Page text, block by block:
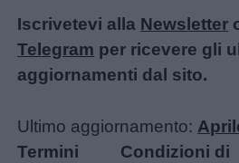
Iscrivetevi alla Newsletter
Telegram per ricevere gli
aggiornamenti dal sito.
Ultimo aggiornamento:
Termini
Condizioni di